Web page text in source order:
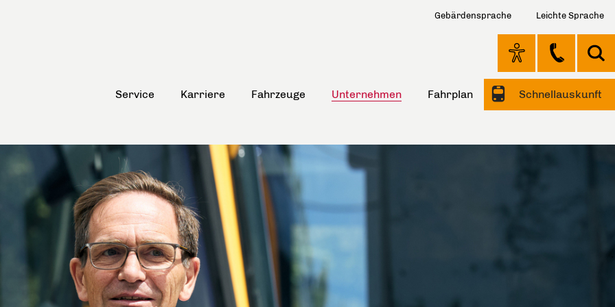
Gebärdensprache Leichte Sprache
Service Karriere Fahrzeuge Unternehmen Fahrplan Schnellauskunft